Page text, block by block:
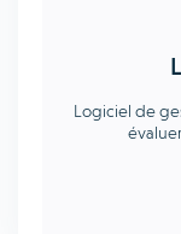
Logiciel de